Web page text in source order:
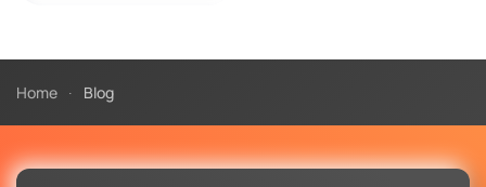
Home Blog